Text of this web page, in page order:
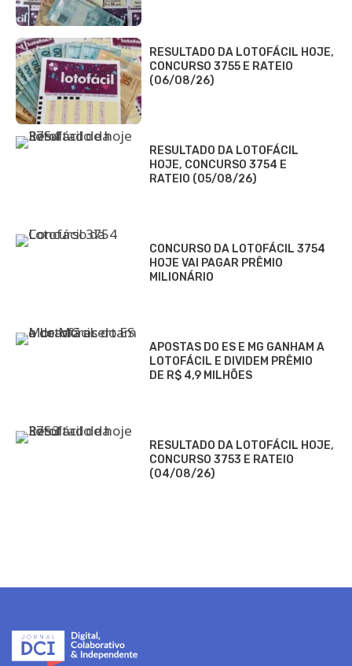
RESULTADO DA LOTOFÁCIL HOJE,
CONCURSO 3755 E RATEIO
(06/08/26)
RESULTADO DA LOTOFÁCIL
HOJE, CONCURSO 3754 E
RATEIO (05/08/26)
CONCURSO DA LOTOFÁCIL 3754
HOJE VAI PAGAR PRÊMIO
MILIONÁRIO
APOSTAS DO ES E MG GANHAM A
LOTOFÁCIL E DIVIDEM PRÊMIO
DE R$ 4,9 MILHÕES
RESULTADO DA LOTOFÁCIL HOJE,
CONCURSO 3753 E RATEIO
(04/08/26)